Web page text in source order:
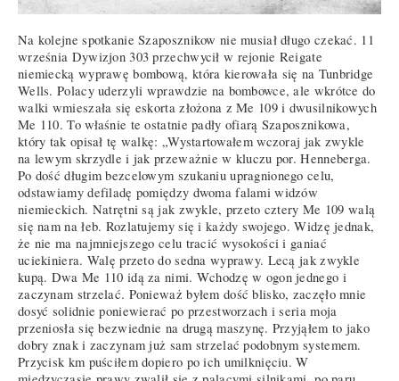
Na kolejne spotkanie Szaposznikow nie musiał długo czekać. 11
września Dywizjon 303 przechwycił w rejonie Reigate
niemiecką wyprawę bombową, która kierowała się na Tunbridge
Wells. Polacy uderzyli wprawdzie na bombowce, ale wkrótce do
walki wmieszała się eskorta złożona z Me 109 i dwusilnikowych
Me 110. To właśnie te ostatnie padły ofiarą Szaposznikowa,
który tak opisał tę walkę: „Wystartowałem wczoraj jak zwykle
na lewym skrzydle i jak przeważnie w kluczu por. Henneberga.
Po dość długim bezcelowym szukaniu upragnionego celu,
odstawiamy defiladę pomiędzy dwoma falami widzów
niemieckich. Natrętni są jak zwykle, przeto cztery Me 109 walą
się nam na łeb. Rozlatujemy się i każdy swojego. Widzę jednak,
że nie ma najmniejszego celu tracić wysokości i ganiać
uciekiniera. Walę przeto do sedna wyprawy. Lecą jak zwykle
kupą. Dwa Me 110 idą za nimi. Wchodzę w ogon jednego i
zaczynam strzelać. Ponieważ byłem dość blisko, zaczęło mnie
dosyć solidnie poniewierać po przestworzach i seria moja
przeniosła się bezwiednie na drugą maszynę. Przyjąłem to jako
dobry znak i zaczynam już sam strzelać podobnym systemem.
Przycisk km puściłem dopiero po ich umilknięciu. W